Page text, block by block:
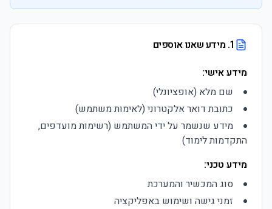
1. מידע שאנו אוספים
מידע אישי:
שם מלא (אופציונלי)
כתובת דואר אלקטרוני (לאימות משתמש)
מידע שנשמר על ידי המשתמש (רשימות מועדפים,
התקדמות לימוד)
מידע טכני:
סוג המכשיר והמערכת
זמני גישה ושימוש באפליקציה